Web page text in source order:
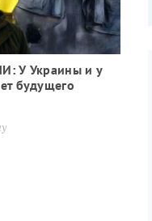
У Украины и у
будущего